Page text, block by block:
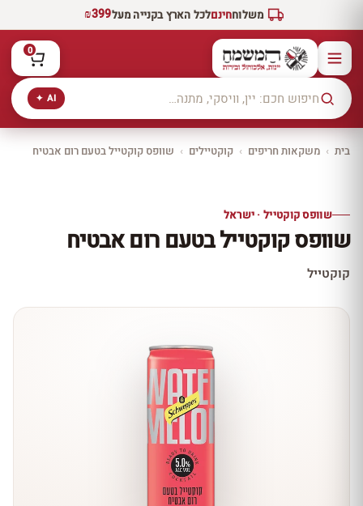
משלוחחינםלכל הארץ בקנייה מעל₪399
AI ✦
0
בית › משקאות חריפים › קוקטיילים › שוופס קוקטייל בטעם רום אבטיח
10% הנחה
עכשיו ב-10% הנחה
שוופס קוקטייל · ישראל
שוופס קוקטייל בטעם רום אבטיח
קוקטייל